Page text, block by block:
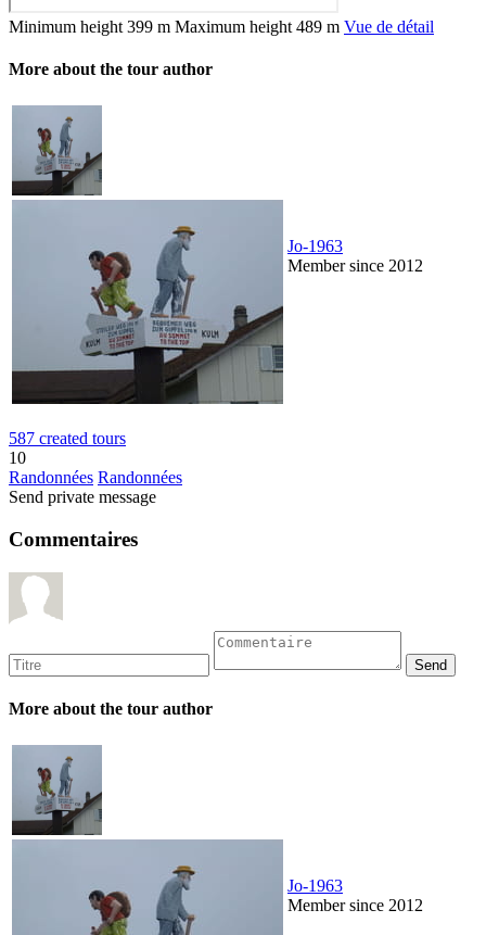
Minimum height 399 m Maximum height 489 m Vue de détail
More about the tour author
Jo-1963
Member since 2012
587 created tours
10
Randonnées Randonnées
Send private message
Commentaires
More about the tour author
Jo-1963
Member since 2012